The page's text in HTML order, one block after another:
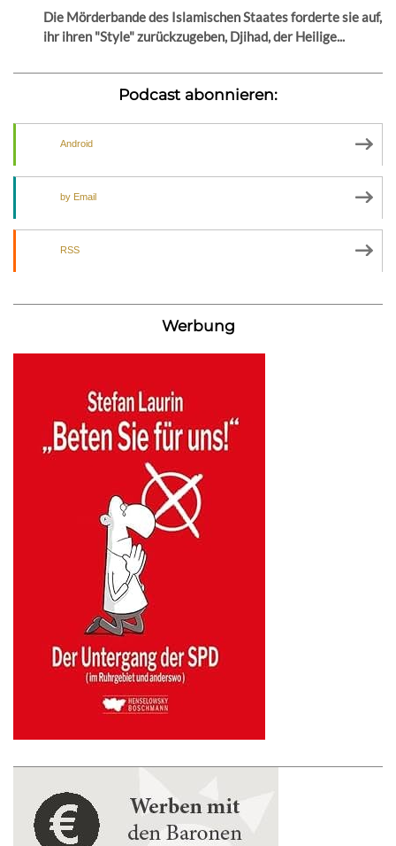
Die Mörderbande des Islamischen Staates forderte sie auf,
ihr ihren "Style" zurückzugeben, Djihad, der Heilige...
Podcast abonnieren:
Android
by Email
RSS
Werbung